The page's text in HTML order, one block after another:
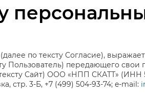
по тексту Согласие),
Пользователь) передающего свои
Сайт) ООО «НПП СКАТТ» (ИНН
стр. 3-Б, +7 (499) 504-93-74; e-mail: